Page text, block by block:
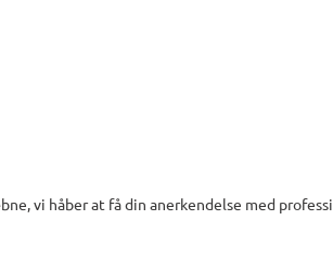
vi håber at få din anerkendelse med